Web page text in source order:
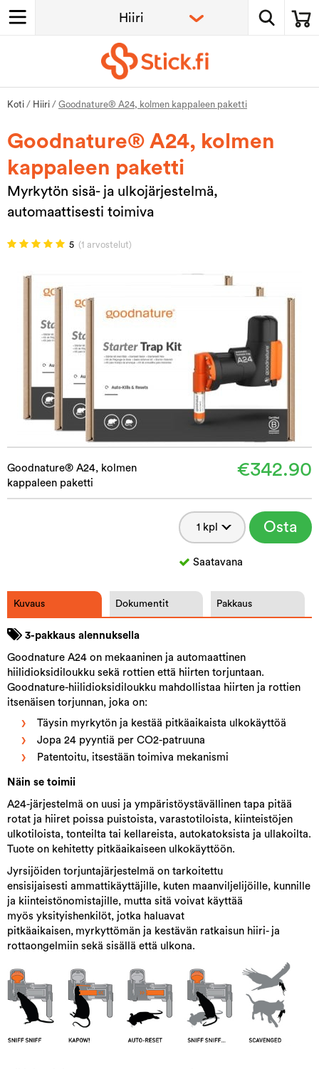
Koti / Hiiri / Goodnature® A24, kolmen kappaleen paketti
Goodnature® A24, kolmen
kappaleen paketti
Myrkytön sisä- ja ulkojärjestelmä,
automaattisesti toimiva
5 (1 arvostelut)
Goodnature® A24, kolmen
kappaleen paketti
€342.90
Osta
Saatavana
Kuvaus Dokumentit Pakkaus
3-pakkaus alennuksella​
Goodnature A24 on mekaaninen ja automaattinen
hiilidioksidiloukku sekä rottien että hiirten torjuntaan.
Goodnature-hiilidioksidiloukku mahdollistaa hiirten ja rottien
itsenäisen torjunnan, joka on:
Täysin myrkytön ja kestää pitkäaikaista ulkokäyttöä
Jopa 24 pyyntiä per CO2-patruuna
Patentoitu, itsestään toimiva mekanismi
Näin se toimii
A24-järjestelmä on uusi ja ympäristöystävällinen tapa pitää
rotat ja hiiret poissa puistoista, varastotiloista, kiinteistöjen
ulkotiloista, tonteilta tai kellareista, autokatoksista ja ullakoilta.
Tuote on kehitetty pitkäaikaiseen ulkokäyttöön.
Jyrsijöiden torjuntajärjestelmä on tarkoitettu
ensisijaisesti ammattikäyttäjille, kuten maanviljelijöille, kunnille
ja kiinteistönomistajille, mutta sitä voivat käyttää
myös yksityishenkilöt, jotka haluavat
pitkäaikaisen, myrkyttömän ja kestävän ratkaisun hiiri- ja
rottaongelmiin sekä sisällä että ulkona.